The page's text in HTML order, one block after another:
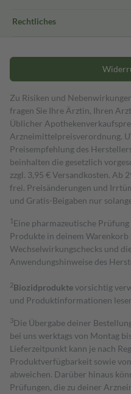
Rechtliches
Zu Risiken und
fragen Sie Ihre Ärztin, Ihren
Üblicher
Arzneimittelpreisverordnung.
Preisempfehlung des
beinhalten die gesetzlich
zzgl. 3,95 € Versandkosten. Ab
frei. Preisänderungen und
und Gratis-Beigaben nur
1 Eine pharmazeutische
Produkte in deinem
Wechselwirkungschecks und
Anwendungshinweise des
2Biozidproduktevorsichtig
und Produktinformationen
3Die Übergabe deiner
bei uns werktags von Montag
Lieferzeitpunkt kann je nach
Produktverfügbarkeit sowie
abweichen. Darüber hinaus
Prüfungen, die zu deiner